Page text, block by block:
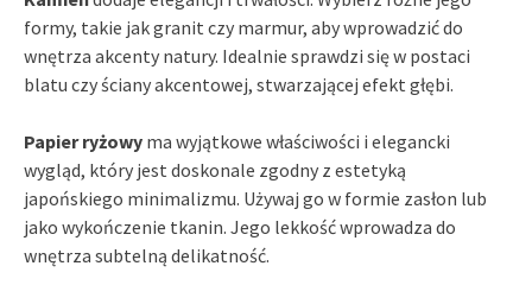
formy, takie jak granit czy marmur, aby wprowadzić do
wnętrza akcenty natury. Idealnie sprawdzi się w postaci
blatu czy ściany akcentowej, stwarzającej efekt głębi.
Papier ryżowy ma wyjątkowe właściwości i elegancki
wygląd, który jest doskonale zgodny z estetyką
japońskiego minimalizmu. Używaj go w formie zasłon lub
jako wykończenie tkanin. Jego lekkość wprowadza do
wnętrza subtelną delikatność.